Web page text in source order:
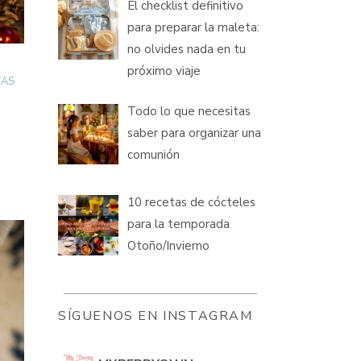
El checklist definitivo
para preparar la maleta:
no olvides nada en tu
próximo viaje
Todo lo que necesitas
saber para organizar una
comunión
10 recetas de cócteles
para la temporada
Otoño/Invierno
SÍGUENOS EN INSTAGRAM